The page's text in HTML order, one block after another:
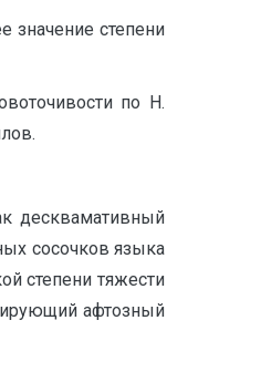
значение степени
по H.
десквамативный
сосочков языка
степени тяжести
афтозный